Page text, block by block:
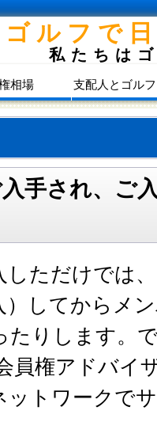
ゴルフで
私たちは
相場 支配人とゴル
手され、ご
しただけでは
）してからメ
たりします。
員権アドバイ
ットワークで